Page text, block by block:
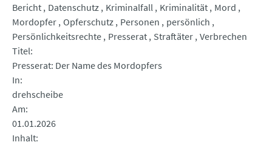
Bericht Datenschutz Kriminalfall Kriminalität Mord
Mordopfer Opferschutz Personen
persönlich
Persönlichkeitsrechte Presserat Straftäter Verbrechen
Titel
Presserat: Der Name des Mordopfers
In
drehscheibe
Am
01.01.2026
Inhalt